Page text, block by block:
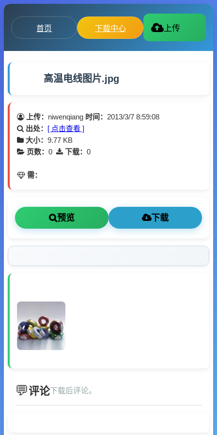
首页 下载中心 上传
高温电线图片.jpg
上传： niwenqiang 时间： 2013/3/7 8:59:08
出处： [ 点击查看 ]
大小： 9.77 KB
页数： 0 下载： 0
需：
预览 下载
评论下载后评论。